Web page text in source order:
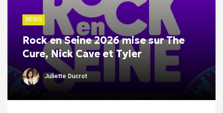
NEWS
Rock en Seine 2026 mise sur The
Cure, Nick Cave et Tyler
Juliette Ducrot